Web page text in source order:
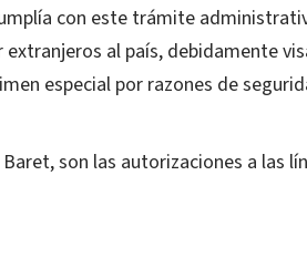
con este trámite
al país, debidamente
especial por razones de
son las autorizaciones a las